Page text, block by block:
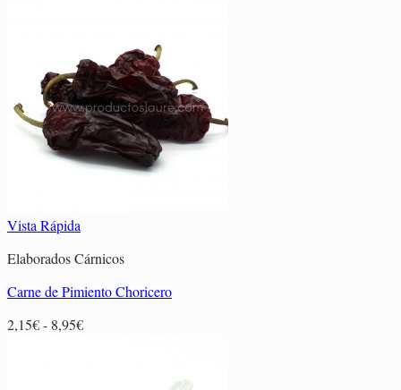
5,05€
hasta
37,85€
Vista Rápida
Elaborados Cárnicos
Carne de Pimiento Choricero
2,15€- 8,95€Rango